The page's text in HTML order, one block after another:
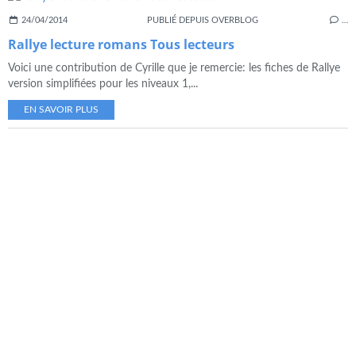
24/04/2014 PUBLIÉ DEPUIS OVERBLOG
Rallye lecture romans Tous lecteurs
Voici une contribution de Cyrille que je remercie: les fiches de Rallye
version simplifiées pour les niveaux 1,...
EN SAVOIR PLUS